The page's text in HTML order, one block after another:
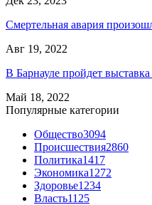
Смертельная авария
Авг 19, 2022
В Барнауле пройдет
Май 18, 2022
Популярные категории
Общество3094
Происшествия2860
Политика1417
Экономика1272
Здоровье1234
Власть1125